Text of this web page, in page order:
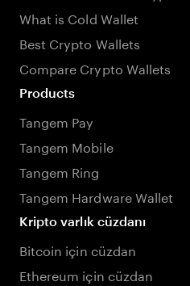
What is Cold Wallet
Best Crypto Wallets
Compare Crypto Wallets
Products
Tangem Pay
Tangem Mobile
Tangem Ring
Tangem Hardware Wallet
Kripto varlık cüzdanı
Bitcoin için cüzdan
Ethereum için cüzdan